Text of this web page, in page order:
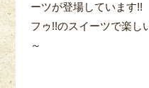
ーツが登場しています!!
フゥ!!のスイーツで楽し
～